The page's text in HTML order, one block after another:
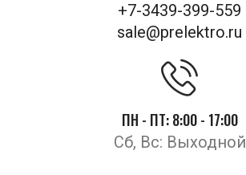
+7-3439-399-559
sale@prelektro.ru
ПН - ПТ: 8:00 - 17:00
Сб, Вс: Выходной